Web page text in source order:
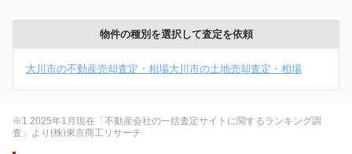
物件の種別を選択して査定を依頼
大川市の不動産売却査定・相場大川市の土地売却査定・相場
※1 2025年1月現在「不動産会社の一括査定サイトに関するランキング調
査」より(株)東京商工リサーチ